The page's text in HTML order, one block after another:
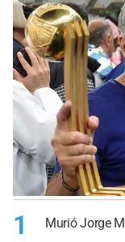
1 Murió Jorge